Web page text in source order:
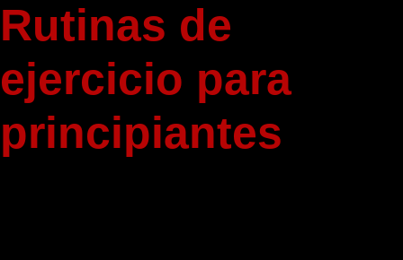
Rutinas de
ejercicio para
principiantes